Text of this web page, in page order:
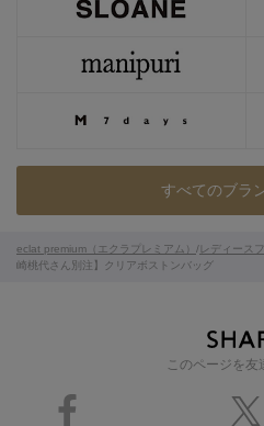
このページを友
すべてのブラ
eclat premium（エクラプレミアム） / レディース
崎桃代さん別注】クリアボストンバッグ